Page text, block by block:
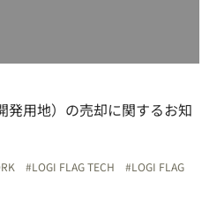
発用地）の売却に関するお知
LOGI FLAG TECH LOGI FLAG